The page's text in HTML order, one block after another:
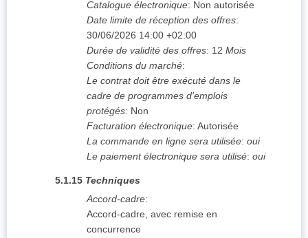
Catalogue électronique: Non autorisée
Date limite de réception des offres:
30/06/2026 14:00 +02:00
Durée de validité des offres: 12 Mois
Conditions du marché:
Le contrat doit être exécuté dans le
cadre de programmes d'emplois
protégés: Non
Facturation électronique: Autorisée
La commande en ligne sera utilisée: oui
Le paiement électronique sera utilisé: oui
5.1.15 Techniques
Accord-cadre:
Accord-cadre, avec remise en
concurrence